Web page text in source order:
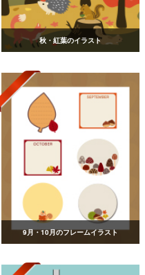
秋・紅葉のイラスト
9月・10月のフレームイラスト